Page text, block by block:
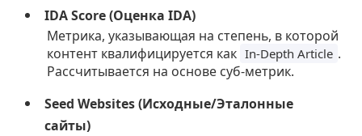
IDA Score (Оценка IDA)
Метрика, указывающая на степень, в которой
контент квалифицируется как In-Depth Article .
Рассчитывается на основе суб-метрик.
Seed Websites (Исходные/Эталонные
сайты)